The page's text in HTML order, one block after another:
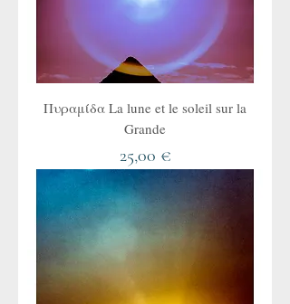
Πυραμίδα La lune et le soleil sur la
Grande
Τιμή
25,00 €